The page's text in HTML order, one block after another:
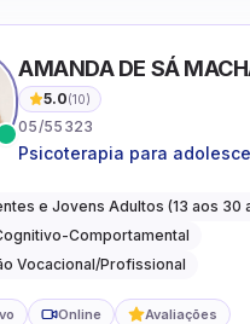
AMANDA DE SÁ
5.0(10)
05/55323
Psicoterapia para
ansiedade, autoestima,
orientação profissional
e Jovens Adultos (13 aos 30
Comportamental
Vocacional/Profissional
Online Avaliações